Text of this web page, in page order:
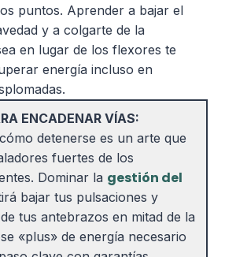
puntos. Aprender a bajar el
y a colgarte de la
en lugar de los flexores te
energía incluso en
ENCADENAR VÍAS:
detenerse es un arte que
fuertes de los
Dominar la gestión del
bajar tus pulsaciones y
tus antebrazos en mitad de la
«plus» de energía necesario